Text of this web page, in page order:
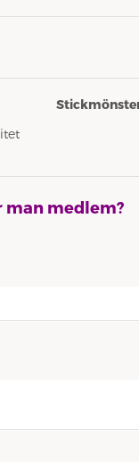
man medlem?